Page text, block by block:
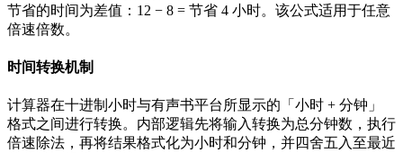
节省的时间为差值：12 − 8 = 节省 4 小时。该公式适用于任意
倍速倍数。
时间转换机制
计算器在十进制小时与有声书平台所显示的「小时 + 分钟」
格式之间进行转换。内部逻辑先将输入转换为总分钟数，执行
倍速除法，再将结果格式化为小时和分钟，并四舍五入至最近